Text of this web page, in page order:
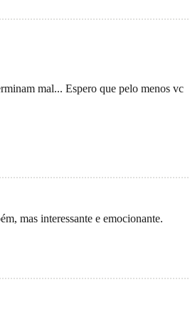
mal... Espero que pelo menos vc
mas interessante e emocionante.